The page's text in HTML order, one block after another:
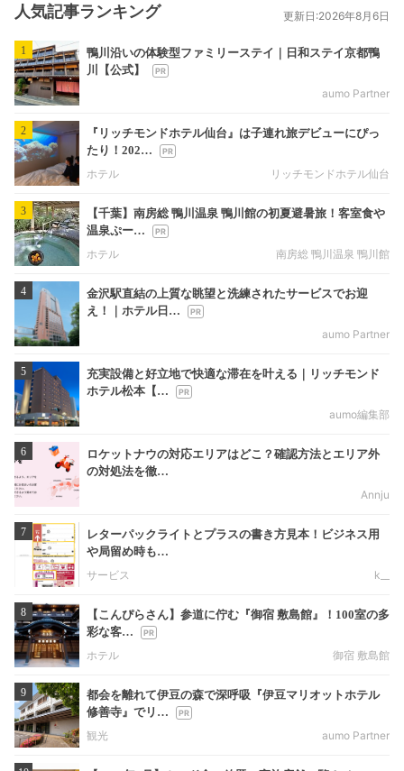
人気記事ランキング 更新日:2026年8月6日
1
鴨川沿いの体験型ファミリーステイ｜日和ステイ京都鴨
川【公式】
aumo Partner
2
『リッチモンドホテル仙台』は子連れ旅デビューにぴっ
たり！202…
ホテル
リッチモンドホテル仙台
3
【千葉】南房総 鴨川温泉 鴨川館の初夏避暑旅！客室食や
温泉ぷー…
ホテル
南房総 鴨川温泉 鴨川館
4
金沢駅直結の上質な眺望と洗練されたサービスでお迎
え！｜ホテル日…
aumo Partner
5
充実設備と好立地で快適な滞在を叶える｜リッチモンド
ホテル松本【…
aumo編集部
6
ロケットナウの対応エリアはどこ？確認方法とエリア外
の対処法を徹…
Annju
7
レターパックライトとプラスの書き方見本！ビジネス用
や局留め時も…
サービス
k__
8
【こんぴらさん】参道に佇む『御宿 敷島館』！100室の多
彩な客…
ホテル
御宿 敷島館
9
都会を離れて伊豆の森で深呼吸『伊豆マリオットホテル
修善寺』でリ…
観光
aumo Partner